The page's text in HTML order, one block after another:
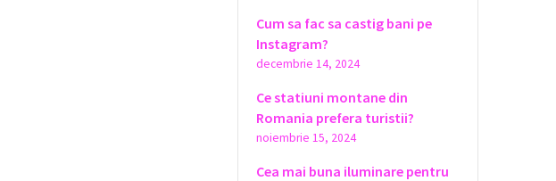
Cum sa fac sa castig bani pe
Instagram?
decembrie 14, 2024
Ce statiuni montane din
Romania prefera turistii?
noiembrie 15, 2024
Cea mai buna iluminare pentru